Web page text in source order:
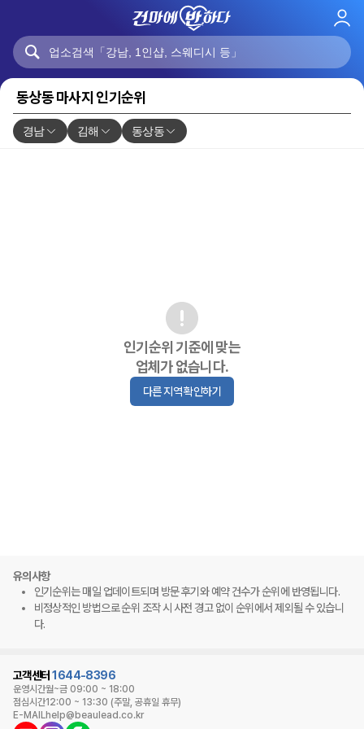
로
동상동 마사지 인기순위
경남 김해 동상동
인기순위 기준에 맞는
업체가 없습니다.
다른 지역 확인하기
유의사항
인기순위는 매일 업데이트되며 방문 후기와 예약 건수가 순위에 반영됩니다.
비정상적인 방법으로 순위 조작 시 사전 경고 없이 순위에서 제외될 수 있습니
다.
고객센터 1644-8396
운영시간월~금 09:00 ~ 18:00
점심시간12:00 ~ 13:30 (주말, 공휴일 휴무)
E-MAILhelp@beaulead.co.kr